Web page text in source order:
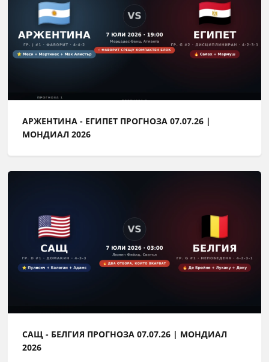
АРЖЕНТИНА - ЕГИПЕТ ПРОГНОЗА 07.07.26 |
МОНДИАЛ 2026
САЩ - БЕЛГИЯ ПРОГНОЗА 07.07.26 | МОНДИАЛ
2026